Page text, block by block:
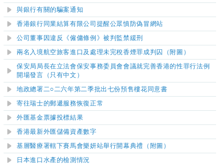
與銀行有關的騙案通知
香港銀行同業結算有限公司提醒公眾慎防偽冒網站
公司董事因違反《僱傭條例》被判監禁緩刑
兩名入境航空旅客進口及處理未完稅香煙罪成判囚（附圖）
保安局局長在立法會保安事務委員會會議就完善香港的性罪行法例
開場發言（只有中文）
地政總署二○二六年第二季批出七份預售樓花同意書
寄往瑞士的郵遞服務恢復正常
外匯基金票據投標結果
香港最新外匯儲備資產數字
基層醫療署轄下賽馬會樂妍站舉行開幕典禮（附圖）
日本進口水產的檢測情況